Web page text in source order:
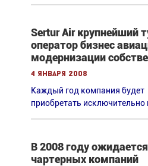
Sertur Air крупнейший
оператор бизнес
модернизации
4 января 2008
Каждый год компания будет
приобретать
В 2008 году
чартерных компаний